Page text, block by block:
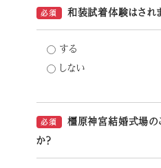
必須 和装試着体験はされ
する
しない
必須
橿原神宮結婚式場の
か？